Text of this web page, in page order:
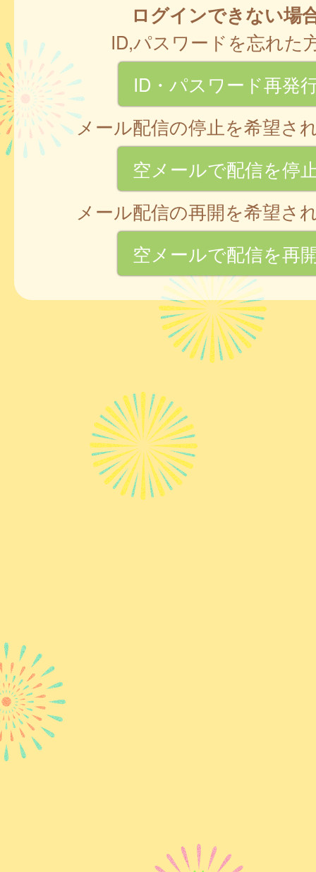
ログインできない場
ID,パスワードを忘れた
ID・パスワード再発
メール配信の停止を希望さ
空メールで配信を停
メール配信の再開を希望さ
空メールで配信を再